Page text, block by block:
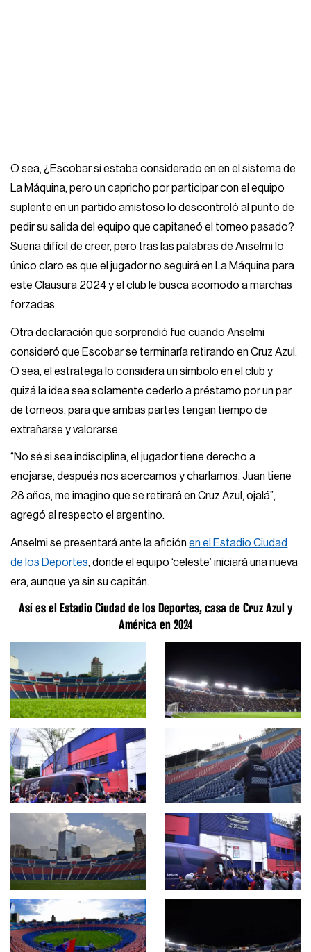
O sea, ¿Escobar sí estaba considerado en en el sistema de
La Máquina, pero un capricho por participar con el equipo
suplente en un partido amistoso lo descontroló al punto de
pedir su salida del equipo que capitaneó el torneo pasado?
Suena difícil de creer, pero tras las palabras de Anselmi lo
único claro es que el jugador no seguirá en La Máquina para
este Clausura 2024 y el club le busca acomodo a marchas
forzadas.
Otra declaración que sorprendió fue cuando Anselmi
consideró que Escobar se terminaría retirando en Cruz Azul.
O sea, el estratega lo considera un símbolo en el club y
quizá la idea sea solamente cederlo a préstamo por un par
de torneos, para que ambas partes tengan tiempo de
extrañarse y valorarse.
“No sé si sea indisciplina, el jugador tiene derecho a
enojarse, después nos acercamos y charlamos. Juan tiene
28 años, me imagino que se retirará en Cruz Azul, ojalá”,
agregó al respecto el argentino.
Anselmi se presentará ante la aficiónen el Estadio Ciudad
de los Deportes, donde el equipo ‘celeste’ iniciará una nueva
era, aunque ya sin su capitán.
Así es el Estadio Ciudad de los Deportes, casa de Cruz Azul y
América en 2024